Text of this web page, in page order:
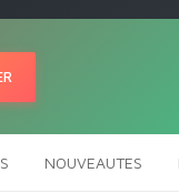
NOUVEAUTES